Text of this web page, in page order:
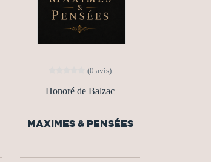
(0 avis)
Honoré de Balzac
MAXIMES & PENSÉES